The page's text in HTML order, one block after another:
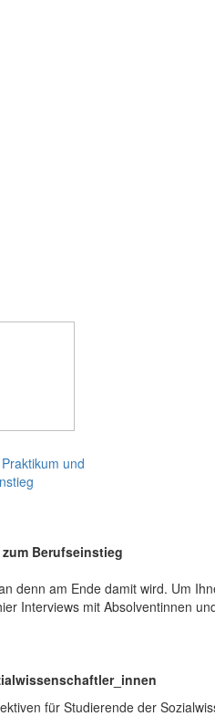
und
Berufseinstieg
denn am Ende damit wird. Um
Interviews mit Absolventinnen
für Studierende der